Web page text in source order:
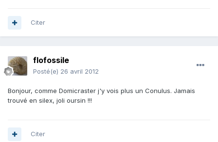
Citer
flofossile
Posté(e) 26 avril 2012
Bonjour, comme Domicraster j'y vois plus un Conulus. Jamais
trouvé en silex, joli oursin !!!
Citer